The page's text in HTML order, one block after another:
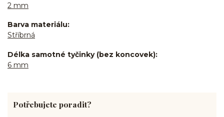
2 mm
Barva materiálu
Stříbrná
Délka samotné tyčinky (bez koncovek)
6 mm
Potřebujete poradit?